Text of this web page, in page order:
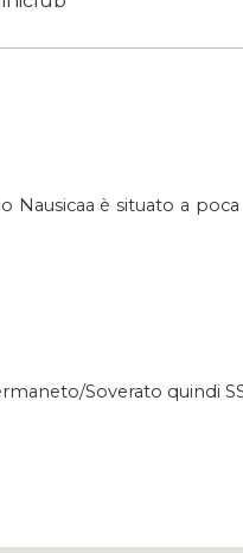
Nausicaa è situato a
Soverato quindi